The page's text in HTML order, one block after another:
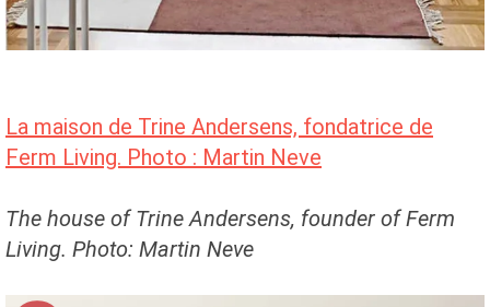
La maison de Trine Andersens, fondatrice de
Ferm Living. Photo : Martin Neve
The house of Trine Andersens, founder of Ferm
Living. Photo: Martin Neve